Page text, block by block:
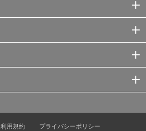
利用規約 プライバシーポリシー